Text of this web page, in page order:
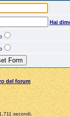
Hai
del forum
secondi.